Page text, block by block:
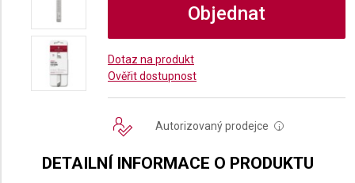
Objednat
Dotaz na produkt
Ověřit dostupnost
Autorizovaný prodejce i
DETAILNÍ INFORMACE O PRODUKTU